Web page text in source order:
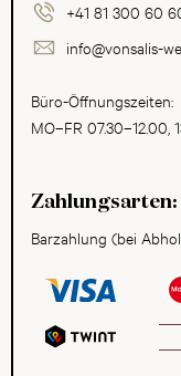
+41 81 300 60
info@vonsalis-
Büro-Öffnungszeiten:
MO–FR 07.30–12.00,
Zahlungsarten:
Barzahlung (bei